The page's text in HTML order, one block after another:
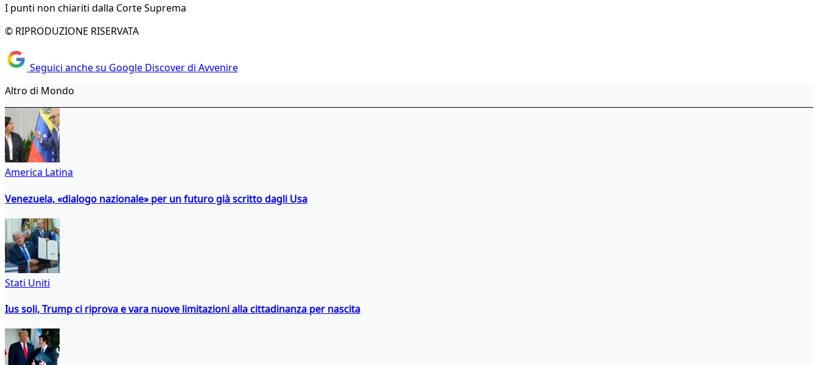
I punti non chiariti dalla Corte Suprema
© RIPRODUZIONE RISERVATA
Seguici anche su Google Discover di Avvenire
Altro di Mondo
America Latina
Venezuela, «dialogo nazionale» per un futuro già scritto dagli Usa
Stati Uniti
Ius soli, Trump ci riprova e vara nuove limitazioni alla cittadinanza per nascita